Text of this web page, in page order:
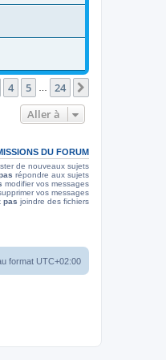
4 5 24
Aller à
DU FORUM
de nouveaux sujets
répondre aux sujets
modifier vos messages
vos messages
pas joindre des fichiers
format UTC+02:00